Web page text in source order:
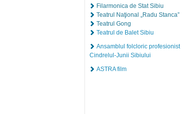
Filarmonica de Stat Sibiu
Teatrul Naţional „Radu Stanca”
Teatrul Gong
Teatrul de Balet Sibiu
Ansamblul folcloric profesionist
Cindrelul-Junii Sibiului
ASTRA film